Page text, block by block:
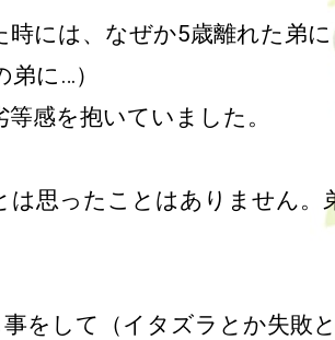
時には、なぜか5歳離れた弟
弟に…）
等感を抱いていました。
は思ったことはありません。
をして（イタズラとか失敗